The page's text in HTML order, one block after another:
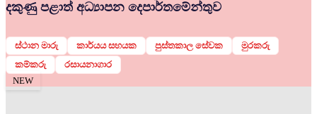
දකුණු පළාත් අධ්‍යාපන දෙපාර්තමේන්තුව
ස්ථාන මාරු කාර්යය සහයක පුස්තකාල සේවක
මුරකරු
කම්කරු
රසායනාගාර
NEW